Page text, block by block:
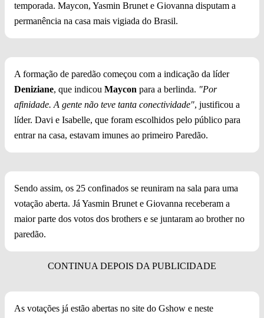
temporada. Maycon, Yasmin Brunet e Giovanna disputam a
permanência na casa mais vigiada do Brasil.
A formação de paredão começou com a indicação da líder
Deniziane, que indicou Maycon para a berlinda. "Por
afinidade. A gente não teve tanta conectividade", justificou a
líder. Davi e Isabelle, que foram escolhidos pelo público para
entrar na casa, estavam imunes ao primeiro Paredão.
Sendo assim, os 25 confinados se reuniram na sala para uma
votação aberta. Já Yasmin Brunet e Giovanna receberam a
maior parte dos votos dos brothers e se juntaram ao brother no
paredão.
As votações já estão abertas no site do Gshow e neste